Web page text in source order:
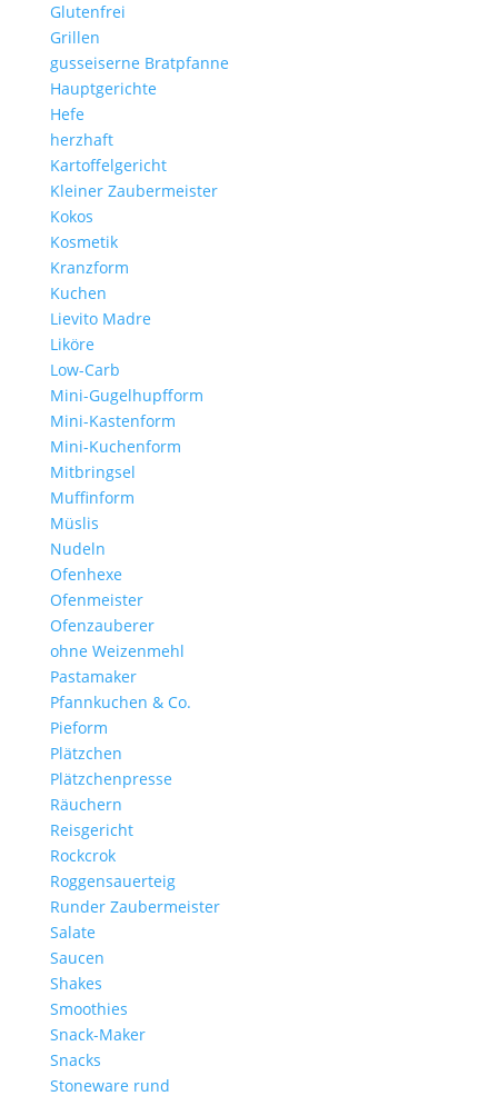
Glutenfrei
Grillen
gusseiserne Bratpfanne
Hauptgerichte
Hefe
herzhaft
Kartoffelgericht
Kleiner Zaubermeister
Kokos
Kosmetik
Kranzform
Kuchen
Lievito Madre
Liköre
Low-Carb
Mini-Gugelhupfform
Mini-Kastenform
Mini-Kuchenform
Mitbringsel
Muffinform
Müslis
Nudeln
Ofenhexe
Ofenmeister
Ofenzauberer
ohne Weizenmehl
Pastamaker
Pfannkuchen & Co.
Pieform
Plätzchen
Plätzchenpresse
Räuchern
Reisgericht
Rockcrok
Roggensauerteig
Runder Zaubermeister
Salate
Saucen
Shakes
Smoothies
Snack-Maker
Snacks
Stoneware rund